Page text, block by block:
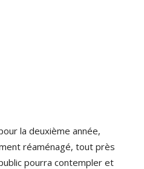
la deuxième année,
réaménagé, tout près
pourra contempler et